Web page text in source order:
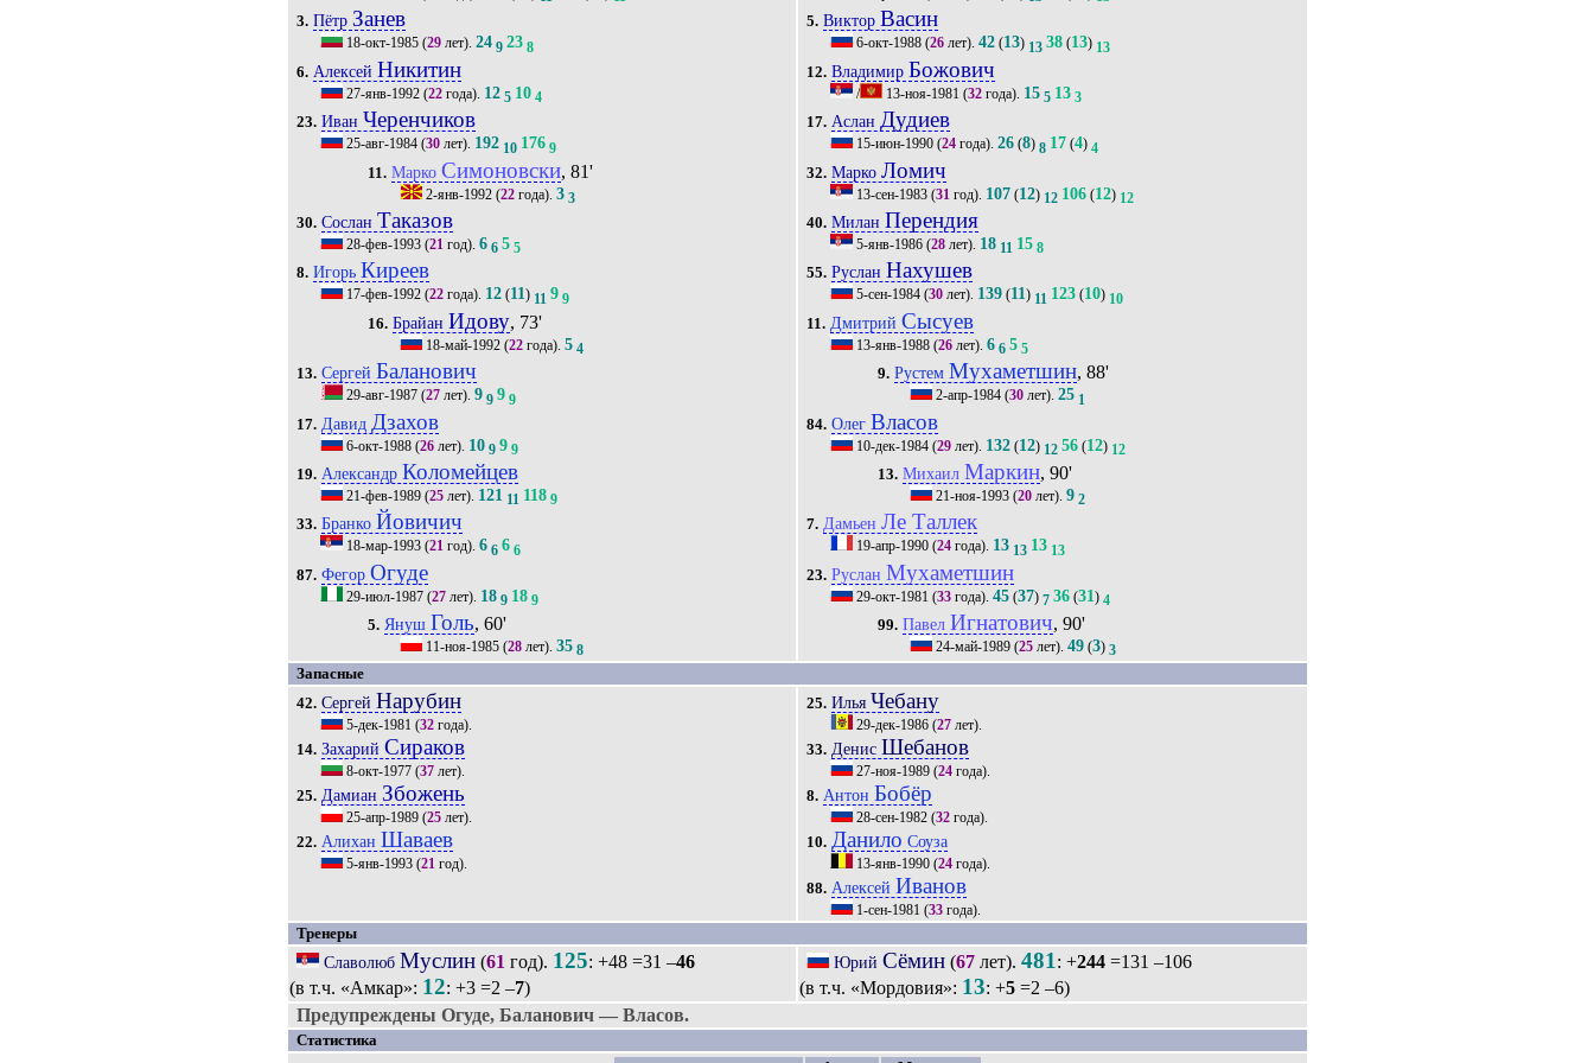
3. Пётр Занев
18-окт-1985 (29 лет).24 9 23 8
6. Алексей Никитин
27-янв-1992 (22 года). 12 5 10 4
23. Иван Черенчиков
25-авг-1984 (30 лет). 192 10 176 9
11. МаркоСимоновски, 81'
2-янв-1992(22года). 3 3
30. СосланТаказов
28-фев-1993 (21 год).6 6 5 5
8. ИгорьКиреев
17-фев-1992 (22 года). 12 (11) 11 9 9
16. Брайан Идову, 73'
18-май-1992(22года). 5 4
13. Сергей Баланович
29-авг-1987 (27 лет).9 9 9 9
17. Давид Дзахов
6-окт-1988 (26 лет). 10 9 9 9
19. Александр Коломейцев
21-фев-1989 (25 лет). 121 11 118 9
33. БранкоЙовичич
18-мар-1993 (21 год).6 6 6 6
87. ФегорОгуде
29-июл-1987 (27 лет). 18 9 18 9
5. Януш Голь, 60'
11-ноя-1985(28лет). 35 8
5. ВикторВасин
6-окт-1988 (26 лет).42 (13) 13 38 (13) 13
12. Владимир Божович
/ 13-ноя-1981 (32 года). 15 5 13 3
17. Аслан Дудиев
15-июн-1990 (24 года).26 (8) 8 17 (4) 4
32. МаркоЛомич
13-сен-1983 (31 год). 107 (12) 12 106 (12) 12
40. Милан Перендия
5-янв-1986 (28 лет). 18 11 15 8
55. РусланНахушев
5-сен-1984 (30 лет). 139 (11) 11 123 (10) 10
11. ДмитрийСысуев
13-янв-1988 (26 лет).6 6 5 5
9. Рустем Мухаметшин, 88'
2-апр-1984(30лет). 25 1
84. Олег Власов
10-дек-1984 (29 лет). 132 (12) 12 56 (12) 12
13. Михаил Маркин, 90'
21-ноя-1993(20лет). 9 2
7. ДамьенЛе Таллек
19-апр-1990 (24 года). 13 13 13 13
23. Руслан Мухаметшин
29-окт-1981 (33 года).45 (37) 7 36 (31) 4
99. Павел Игнатович, 90'
24-май-1989(25лет). 49(3) 3
Запасные
42. Сергей Нарубин
5-дек-1981 (32 года).
14. ЗахарийСираков
8-окт-1977 (37 лет).
25. Дамиан Збожень
25-апр-1989 (25 лет).
22. Алихан Шаваев
5-янв-1993 (21 год).
25. Илья Чебану
29-дек-1986 (27 лет).
33. Денис Шебанов
27-ноя-1989 (24 года).
8. Антон Бобёр
28-сен-1982 (32 года).
10. Данило Соуза
13-янв-1990 (24 года).
88. Алексей Иванов
1-сен-1981 (33 года).
Тренеры
Славолюб Муслин (61 год). 125: +48 =31 –46
(в т.ч. «Амкар»: 12: +3 =2 –7)
ЮрийСёмин (67 лет).481 : +244 =131 –106
(в т.ч. «Мордовия»: 13: +5=2 –6)
Предупреждены Огуде, Баланович — Власов.
Статистика